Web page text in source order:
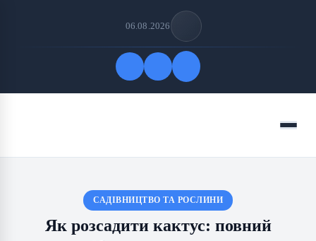
06.08.2026
Menu
САДІВНИЦТВО ТА РОСЛИНИ
Як розсадити кактус: повний